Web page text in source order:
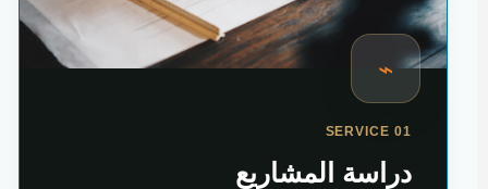
⌁
SERVICE 01
دراسة المشاريع